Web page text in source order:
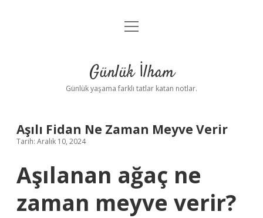
Anasayfa
Yasal Uyarı
menüyü
Günlük İlham
Günlük yaşama farklı tatlar katan notlar.
Aşılı Fidan Ne Zaman Meyve Verir
Tarih: Aralık 10, 2024
Aşılanan ağaç ne
zaman meyve verir?